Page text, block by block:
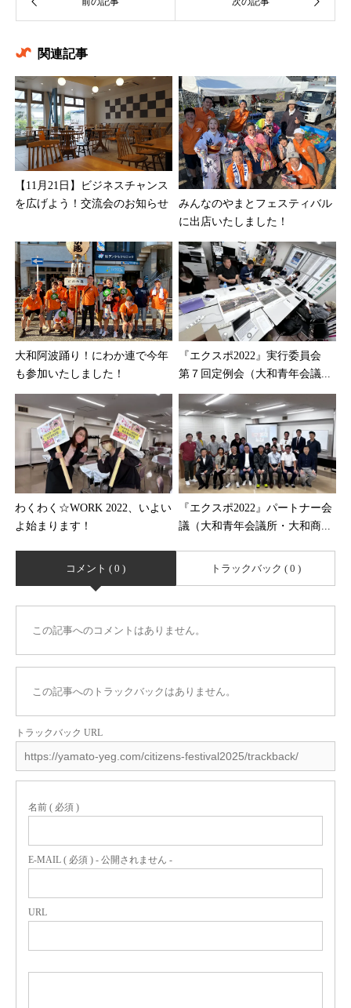
関連記事
【11月21日】ビジネスチャンス
を広げよう！交流会のお知らせ
みんなのやまとフェスティバル
に出店いたしました！
大和阿波踊り！にわか連で今年
も参加いたしました！
『エクスポ2022』実行委員会
第７回定例会（大和青年会議...
わくわく☆WORK 2022、いよい
よ始まります！
『エクスポ2022』パートナー会
議（大和青年会議所・大和商...
コメント ( 0 ) トラックバック ( 0 )
この記事へのコメントはありません。
この記事へのトラックバックはありません。
トラックバック URL
名前 ( 必須 )
E-MAIL ( 必須 ) - 公開されません -
URL